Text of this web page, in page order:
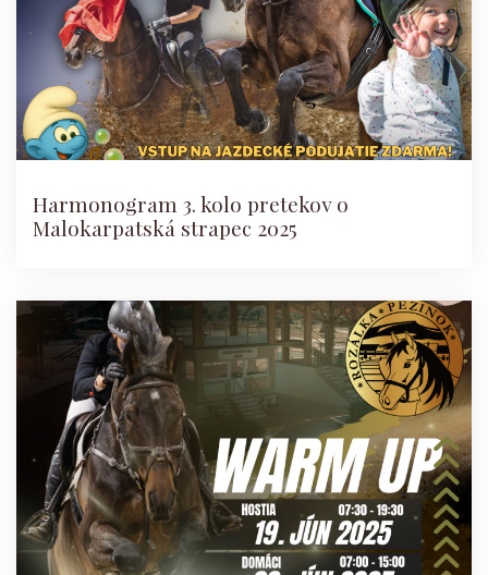
Harmonogram 3. kolo pretekov o
Malokarpatská strapec 2025